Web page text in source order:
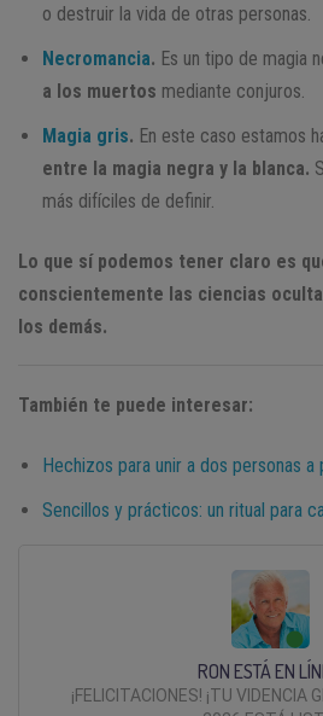
o destruir la vida de otras personas.
Necromancia. Es un tipo de magia
a los muertos mediante conjuros.
Magia gris. En este caso estamos
entre la magia negra y la blanca.
más difíciles de definir.
Lo que sí podemos tener claro es
conscientemente las ciencias
los demás.
También te puede interesar:
Hechizos para unir a dos personas a
Sencillos y prácticos: un ritual para
RON ESTÁ EN
¡FELICITACIONES! ¡TU VIDENCIA